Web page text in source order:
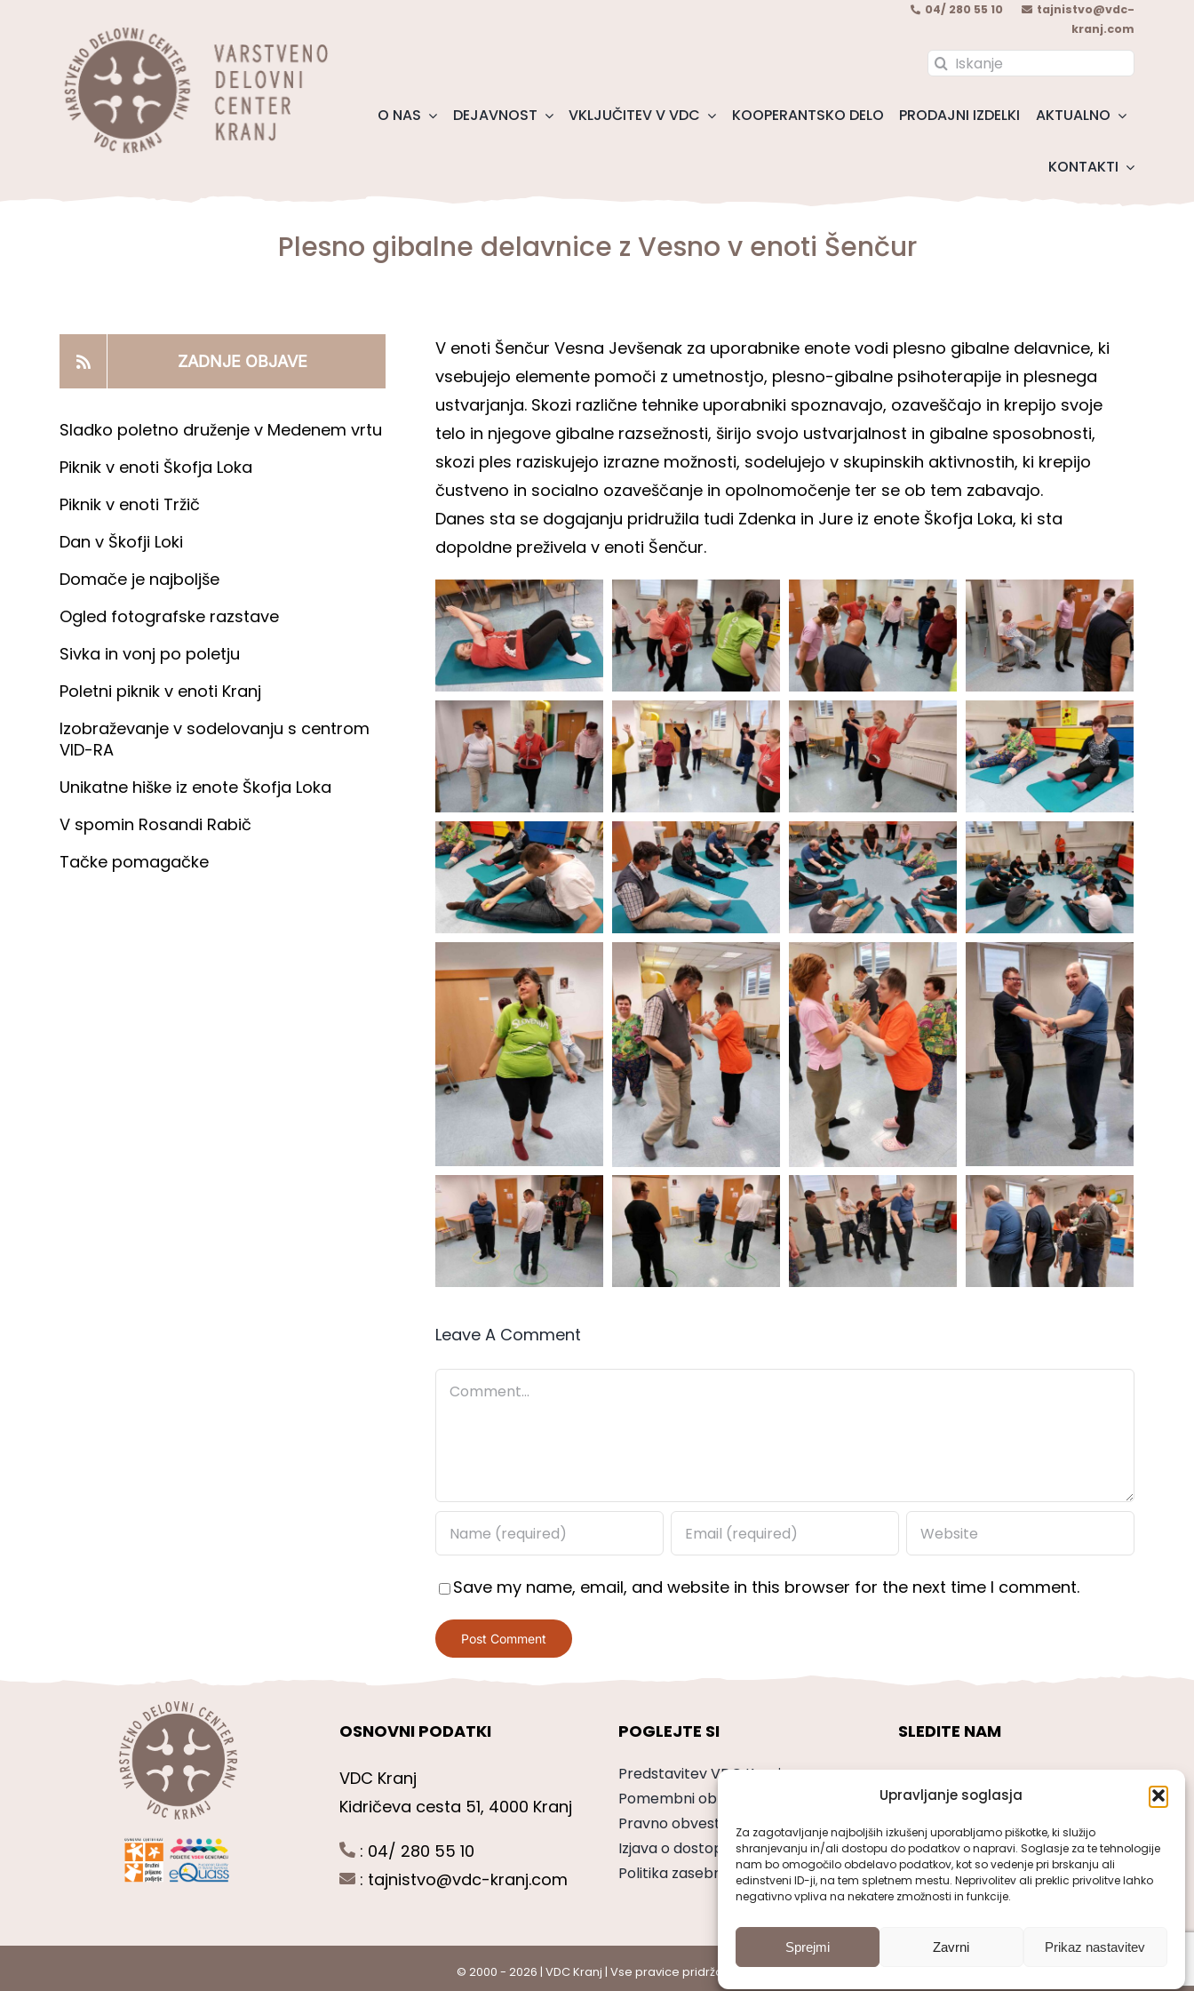
Upravljanje soglasja
Za zagotavljanje najboljših izkušenj uporabljamo piškotke, ki služijo
shranjevanju in/ali dostopu do podatkov o napravi. Soglasje za te tehnologije
nam bo omogočilo obdelavo podatkov, kot so vedenje pri brskanju ali
edinstveni ID-ji, na tem spletnem mestu. Neprivolitev ali preklic privolitve lahko
negativno vpliva na nekatere zmožnosti in funkcije.
Sprejmi Zavrni Prikaz nastavitev
04/ 280 55 10
tajnistvo@vdc-
kranj.com
Search
O NAS DEJAVNOST VKLJUČITEV V VDC KOOPERANTSKO DELO PRODAJNI IZDELKI AKTUALNO
KONTAKTI
Plesno gibalne delavnice z Vesno v enoti Šenčur
ZADNJE OBJAVE
Sladko poletno druženje v Medenem vrtu
Piknik v enoti Škofja Loka
Piknik v enoti Tržič
Dan v Škofji Loki
Domače je najboljše
Ogled fotografske razstave
Sivka in vonj po poletju
Poletni piknik v enoti Kranj
Izobraževanje v sodelovanju s centrom
VID-RA
Unikatne hiške iz enote Škofja Loka
V spomin Rosandi Rabič
Tačke pomagačke
V enoti Šenčur Vesna Jevšenak za uporabnike enote vodi plesno gibalne delavnice, ki
vsebujejo elemente pomoči z umetnostjo, plesno-gibalne psihoterapije in plesnega
ustvarjanja. Skozi različne tehnike uporabniki spoznavajo, ozaveščajo in krepijo svoje
telo in njegove gibalne razsežnosti, širijo svojo ustvarjalnost in gibalne sposobnosti,
skozi ples raziskujejo izrazne možnosti, sodelujejo v skupinskih aktivnostih, ki krepijo
čustveno in socialno ozaveščanje in opolnomočenje ter se ob tem zabavajo.
Danes sta se dogajanju pridružila tudi Zdenka in Jure iz enote Škofja Loka, ki sta
dopoldne preživela v enoti Šenčur.
Leave A Comment
Comment
Save my name, email, and website in this browser for the next time I comment.
OSNOVNI PODATKI
VDC Kranj
Kidričeva cesta 51, 4000 Kranj
: 04/ 280 55 10
: tajnistvo@vdc-kranj.com
POGLEJTE SI
Predstavitev VDC Kranj
Pomembni obrazci
Pravno obvestilo
Izjava o dostopnosti
Politika zasebnosti
SLEDITE NAM
© 2000 - 2026 | VDC Kranj | Vse pravice pridržane